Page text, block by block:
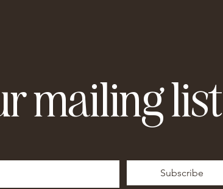
mailing list
Subscribe